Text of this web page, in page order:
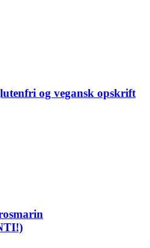
og vegansk opskrift